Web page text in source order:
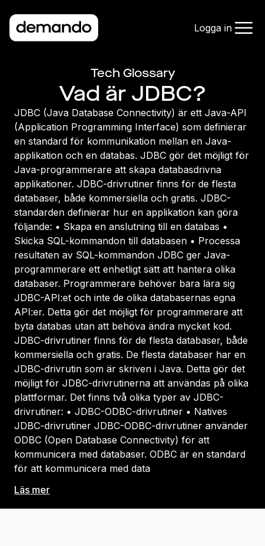
Logga in
Tech Glossary
Vad är JDBC?
JDBC (Java Database Connectivity) är ett Java-API
(Application Programming Interface) som definierar
en standard för kommunikation mellan en Java-
applikation och en databas. JDBC gör det möjligt för
Java-programmerare att skapa databasdrivna
applikationer. JDBC-drivrutiner finns för de flesta
databaser, både kommersiella och gratis. JDBC-
standarden definierar hur en applikation kan göra
följande: • Skapa en anslutning till en databas •
Skicka SQL-kommandon till databasen • Processa
resultaten av SQL-kommandon JDBC ger Java-
programmerare ett enhetligt sätt att hantera olika
databaser. Programmerare behöver bara lära sig
JDBC-API:et och inte de olika databasernas egna
API:er. Detta gör det möjligt för programmerare att
byta databas utan att behöva ändra mycket kod.
JDBC-drivrutiner finns för de flesta databaser, både
kommersiella och gratis. De flesta databaser har en
JDBC-drivrutin som är skriven i Java. Detta gör det
möjligt för JDBC-drivrutinerna att användas på olika
plattformar. Det finns två olika typer av JDBC-
drivrutiner: • JDBC-ODBC-drivrutiner • Natives
JDBC-drivrutiner JDBC-ODBC-drivrutiner använder
ODBC (Open Database Connectivity) för att
kommunicera med databaser. ODBC är en standard
för att kommunicera med data
Läs mer